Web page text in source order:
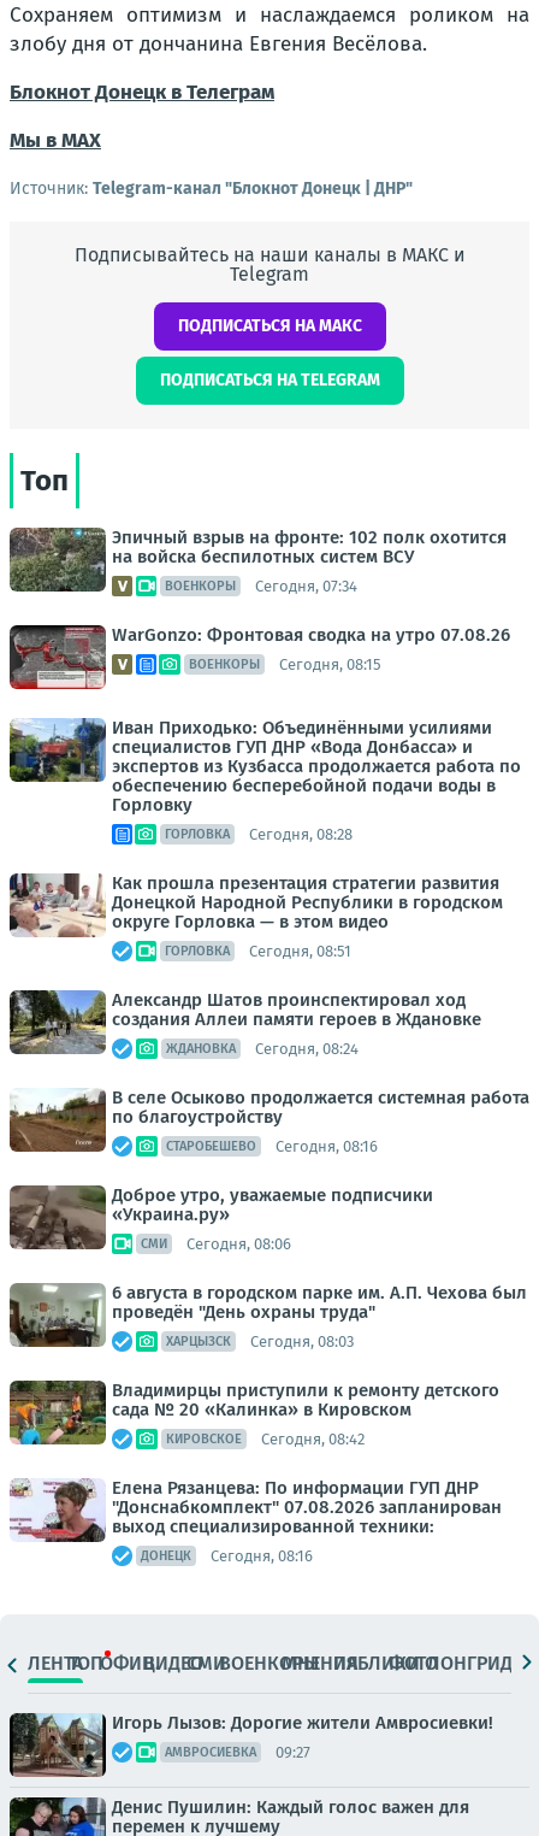
Сохраняем оптимизм и наслаждаемся роликом на
злобу дня от дончанина Евгения Весёлова.
Блокнот Донецк в Телеграм
Мы в МАХ
Источник: Telegram-канал "Блокнот Донецк | ДНР"
Подписывайтесь на наши каналы в МАКС и
Telegram
ПОДПИСАТЬСЯ НА МАКС
ПОДПИСАТЬСЯ НА TELEGRAM
Топ
Эпичный взрыв на фронте: 102 полк охотится
на войска беспилотных систем ВСУ
ВОЕНКОРЫ Сегодня, 07:34
WarGonzo: Фронтовая сводка на утро 07.08.26
ВОЕНКОРЫ Сегодня, 08:15
Иван Приходько: Объединёнными усилиями
специалистов ГУП ДНР «Вода Донбасса» и
экспертов из Кузбасса продолжается работа по
обеспечению бесперебойной подачи воды в
Горловку
ГОРЛОВКА Сегодня, 08:28
Как прошла презентация стратегии развития
Донецкой Народной Республики в городском
округе Горловка — в этом видео
ГОРЛОВКА Сегодня, 08:51
Александр Шатов проинспектировал ход
создания Аллеи памяти героев в Ждановке
ЖДАНОВКА Сегодня, 08:24
В селе Осыково продолжается системная работа
по благоустройству
СТАРОБЕШЕВО Сегодня, 08:16
Доброе утро, уважаемые подписчики
«Украина.ру»
СМИ Сегодня, 08:06
6 августа в городском парке им. А.П. Чехова был
проведён "День охраны труда"
ХАРЦЫЗСК Сегодня, 08:03
Владимирцы приступили к ремонту детского
сада № 20 «Калинка» в Кировском
КИРОВСКОЕ Сегодня, 08:42
Елена Рязанцева: По информации ГУП ДНР
"Донснабкомплект" 07.08.2026 запланирован
выход специализированной техники:
ДОНЕЦК Сегодня, 08:16
ЛЕНТАТОПОФИЦ.ВИДЕОСМИВОЕНКОРЫМНЕНИЯПАБЛИКИ
ФОТОЛОНГРИДЫ
Игорь Лызов: Дорогие жители Амвросиевки!
АМВРОСИЕВКА 09:27
Денис Пушилин: Каждый голос важен для
перемен к лучшему